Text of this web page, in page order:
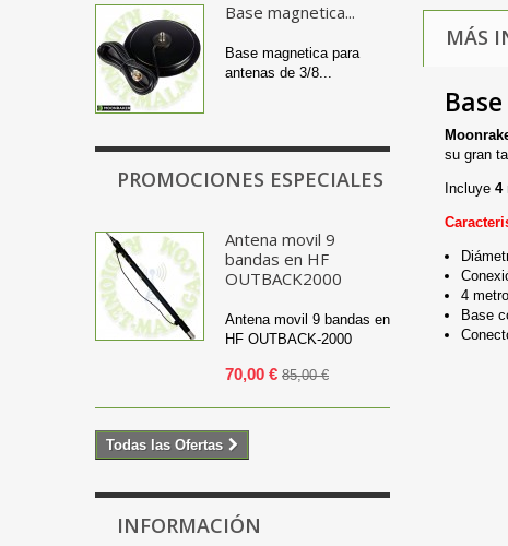
Base magnetica...
Base magnetica para
antenas de 3/8...
PROMOCIONES ESPECIALES
Antena movil 9
bandas en HF
OUTBACK2000
Antena movil 9 bandas en
HF OUTBACK-2000
70,00 € 85,00 €
Todas las Ofertas
INFORMACIÓN
MÁS
su gran
Incluye 4
4
Base